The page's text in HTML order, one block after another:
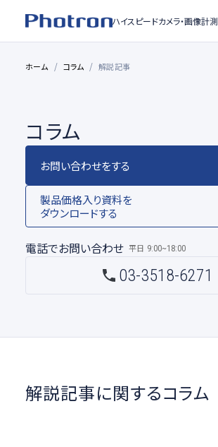
ハイスピードカメラ・画像計測
ホーム コラム 解説記事
コラム
お問い合わせをする
製品価格入り資料を
ダウンロードする
電話でお問い合わせ 平日 9:00~18:00
03-3518-6271
解説記事に関するコラム